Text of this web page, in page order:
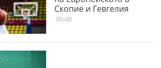
Скопие и Гевгелия
00:48